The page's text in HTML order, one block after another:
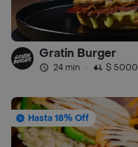
Gratin Burger
24 min · $ 5000
Hasta 18% Off